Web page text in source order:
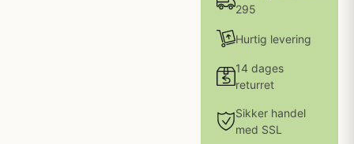
295
Hurtig levering
14 dages
returret
Sikker handel
med SSL